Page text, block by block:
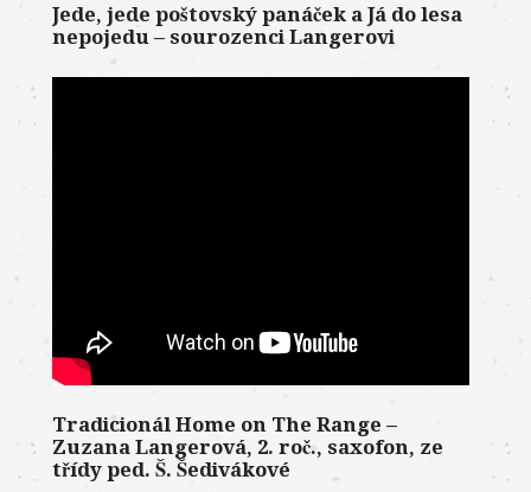
Jede, jede poštovský panáček a Já do lesa
nepojedu – sourozenci Langerovi
Tradicionál Home on The Range –
Zuzana Langerová, 2. roč., saxofon, ze
třídy ped. Š. Šedivákové